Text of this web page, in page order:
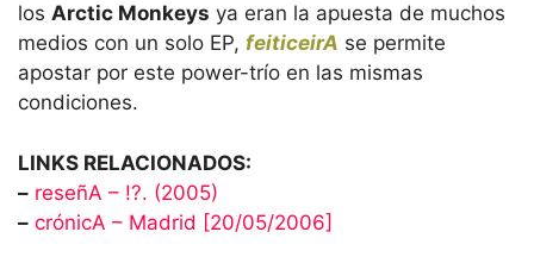
los Arctic Monkeys ya eran la apuesta de muchos
medios con un solo EP, feiticeirA se permite
apostar por este power-trío en las mismas
condiciones.
LINKS RELACIONADOS:
– reseñA – !?. (2005)
– crónicA – Madrid [20/05/2006]